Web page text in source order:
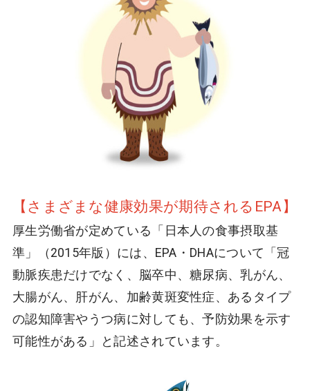
【さまざまな健康効果が期待されるEPA】
厚生労働省が定めている「日本人の食事摂取基
準」（2015年版）には、EPA・DHAについて「冠
動脈疾患だけでなく、脳卒中、糖尿病、乳がん、
大腸がん、肝がん、加齢黄斑変性症、あるタイプ
の認知障害やうつ病に対しても、予防効果を示す
可能性がある」と記述されています。